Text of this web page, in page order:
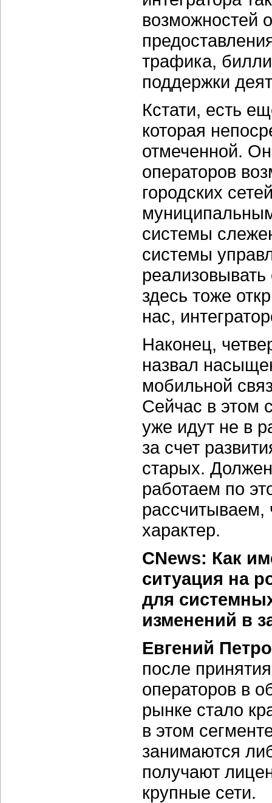
возможностей
трафика,
поддержки
Кстати, есть
которая
отмеченной.
операторов
городских
системы
системы
здесь тоже
нас,
Наконец,
назвал
мобильной
Сейчас в этом
уже идут не в
за счет
старых.
работаем по
рассчитываем,
характер.
CNews: Как
ситуация на
для
изменений в
Евгений
после
операторов в
рынке стало
в этом
занимаются
получают
крупные сети.